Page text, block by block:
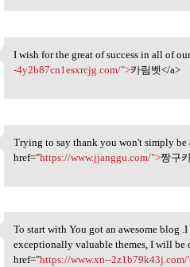
I wish for the great of
I wish for the great of success in all of
-4y2b87cn1esxrcjg.com/">카림벳</a>
Trying to say thank you won't
Trying to say thank you won't simply
href="https://www.jjanggu.com/">짱구
To start with You got an
To start with You got an awesome blog
exceptionally valuable themes, I will
href="https://www.xn--2z1b79k43j.com/